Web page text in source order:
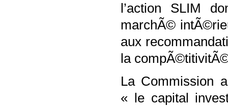
l’action SLIM
marchÃ©
aux
la
La Commission
« le capital